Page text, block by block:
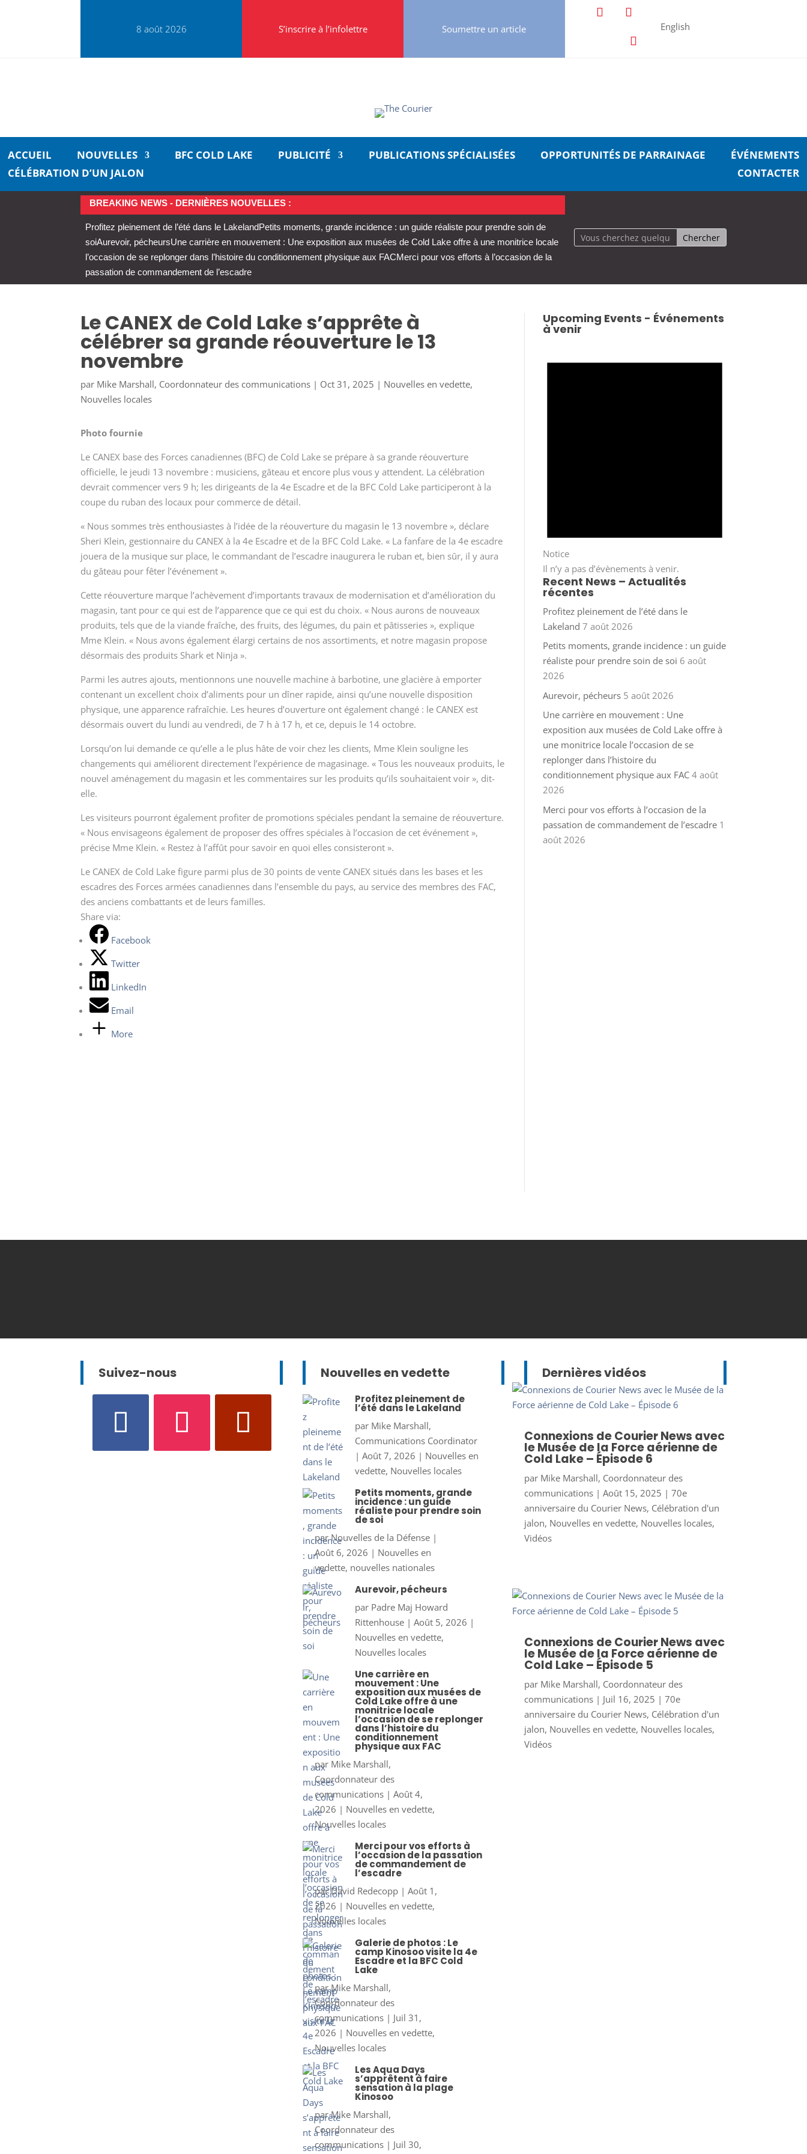
8 août 2026 S’inscrire à l’infolettre Soumettre un article English
ACCUEIL NOUVELLES BFC COLD LAKE PUBLICITÉ PUBLICATIONS SPÉCIALISÉES OPPORTUNITÉS DE PARRAINAGE
ÉVÉNEMENTS
CÉLÉBRATION D’UN JALON
CONTACTER
BREAKING NEWS - DERNIÈRES NOUVELLES :
Profitez pleinement de l’été dans le LakelandPetits moments, grande incidence : un guide réaliste pour prendre soin de
soiAurevoir, pécheursUne carrière en mouvement : Une exposition aux musées de Cold Lake offre à une monitrice locale
l’occasion de se replonger dans l’histoire du conditionnement physique aux FACMerci pour vos efforts à l’occasion de la
passation de commandement de l’escadre
Le CANEX de Cold Lake s’apprête à
célébrer sa grande réouverture le 13
novembre
par Mike Marshall, Coordonnateur des communications | Oct 31, 2025 | Nouvelles en vedette,
Nouvelles locales
Photo fournie
Le CANEX base des Forces canadiennes (BFC) de Cold Lake se prépare à sa grande réouverture
officielle, le jeudi 13 novembre : musiciens, gâteau et encore plus vous y attendent. La célébration
devrait commencer vers 9 h; les dirigeants de la 4e Escadre et de la BFC Cold Lake participeront à la
coupe du ruban des locaux pour commerce de détail.
« Nous sommes très enthousiastes à l’idée de la réouverture du magasin le 13 novembre », déclare
Sheri Klein, gestionnaire du CANEX à la 4e Escadre et de la BFC Cold Lake. « La fanfare de la 4e escadre
jouera de la musique sur place, le commandant de l’escadre inaugurera le ruban et, bien sûr, il y aura
du gâteau pour fêter l’événement ».
Cette réouverture marque l’achèvement d’importants travaux de modernisation et d’amélioration du
magasin, tant pour ce qui est de l’apparence que ce qui est du choix. « Nous aurons de nouveaux
produits, tels que de la viande fraîche, des fruits, des légumes, du pain et pâtisseries », explique
Mme Klein. « Nous avons également élargi certains de nos assortiments, et notre magasin propose
désormais des produits Shark et Ninja ».
Parmi les autres ajouts, mentionnons une nouvelle machine à barbotine, une glacière à emporter
contenant un excellent choix d’aliments pour un dîner rapide, ainsi qu’une nouvelle disposition
physique, une apparence rafraîchie. Les heures d’ouverture ont également changé : le CANEX est
désormais ouvert du lundi au vendredi, de 7 h à 17 h, et ce, depuis le 14 octobre.
Lorsqu’on lui demande ce qu’elle a le plus hâte de voir chez les clients, Mme Klein souligne les
changements qui améliorent directement l’expérience de magasinage. « Tous les nouveaux produits, le
nouvel aménagement du magasin et les commentaires sur les produits qu’ils souhaitaient voir », dit-
elle.
Les visiteurs pourront également profiter de promotions spéciales pendant la semaine de réouverture.
« Nous envisageons également de proposer des offres spéciales à l’occasion de cet événement »,
précise Mme Klein. « Restez à l’affût pour savoir en quoi elles consisteront ».
Le CANEX de Cold Lake figure parmi plus de 30 points de vente CANEX situés dans les bases et les
escadres des Forces armées canadiennes dans l’ensemble du pays, au service des membres des FAC,
des anciens combattants et de leurs familles.
Share via:
Facebook
Twitter
LinkedIn
Email
More
Upcoming Events - Événements
à venir
Notice
Il n’y a pas d’évènements à venir.
Recent News – Actualités
récentes
Profitez pleinement de l’été dans le
Lakeland 7 août 2026
Petits moments, grande incidence : un guide
réaliste pour prendre soin de soi 6 août
2026
Aurevoir, pécheurs 5 août 2026
Une carrière en mouvement : Une
exposition aux musées de Cold Lake offre à
une monitrice locale l’occasion de se
replonger dans l’histoire du
conditionnement physique aux FAC 4 août
2026
Merci pour vos efforts à l’occasion de la
passation de commandement de l’escadre 1
août 2026
Suivez-nous Nouvelles en vedette
Profitez pleinement de
l’été dans le Lakeland
par Mike Marshall,
Communications Coordinator
| Août 7, 2026 | Nouvelles en
vedette, Nouvelles locales
Petits moments, grande
incidence : un guide
réaliste pour prendre soin
de soi
parNouvelles de la Défense|
Août 6, 2026 | Nouvelles en
vedette, nouvelles nationales
Aurevoir, pécheurs
par Padre Maj Howard
Rittenhouse| Août 5, 2026 |
Nouvelles en vedette,
Nouvelles locales
Une carrière en
mouvement : Une
exposition aux musées de
Cold Lake offre à une
monitrice locale
l’occasion de se replonger
dans l’histoire du
conditionnement
physique aux FAC
par Mike Marshall,
Coordonnateur des
communications| Août 4,
2026 | Nouvelles en vedette,
Nouvelles locales
Merci pour vos efforts à
l’occasion de la passation
de commandement de
l’escadre
parDavid Redecopp| Août 1,
2026 | Nouvelles en vedette,
Nouvelles locales
Galerie de photos : Le
camp Kinosoo visite la 4e
Escadre et la BFC Cold
Lake
parMike Marshall,
Coordonnateur des
communications| Juil 31,
2026 | Nouvelles en vedette,
Nouvelles locales
Les Aqua Days
s’apprêtent à faire
sensation à la plage
Kinosoo
parMike Marshall,
Coordonnateur des
communications| Juil 30,
Dernières vidéos
Connexions de Courier News avec
le Musée de la Force aérienne de
Cold Lake – Épisode 6
par Mike Marshall, Coordonnateur des
communications| Août 15, 2025 | 70e
anniversaire du Courier News, Célébration d'un
jalon, Nouvelles en vedette, Nouvelles locales,
Vidéos
Connexions de Courier News avec
le Musée de la Force aérienne de
Cold Lake – Épisode 5
par Mike Marshall, Coordonnateur des
communications| Juil 16, 2025 | 70e
anniversaire du Courier News, Célébration d'un
jalon, Nouvelles en vedette, Nouvelles locales,
Vidéos